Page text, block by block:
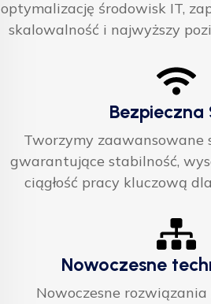
optymalizację środowisk IT,
skalowalność i najwyższy
Bezpieczna
Tworzymy zaawansowane
gwarantujące stabilność,
ciągłość pracy kluczową
Nowoczesne
Nowoczesne